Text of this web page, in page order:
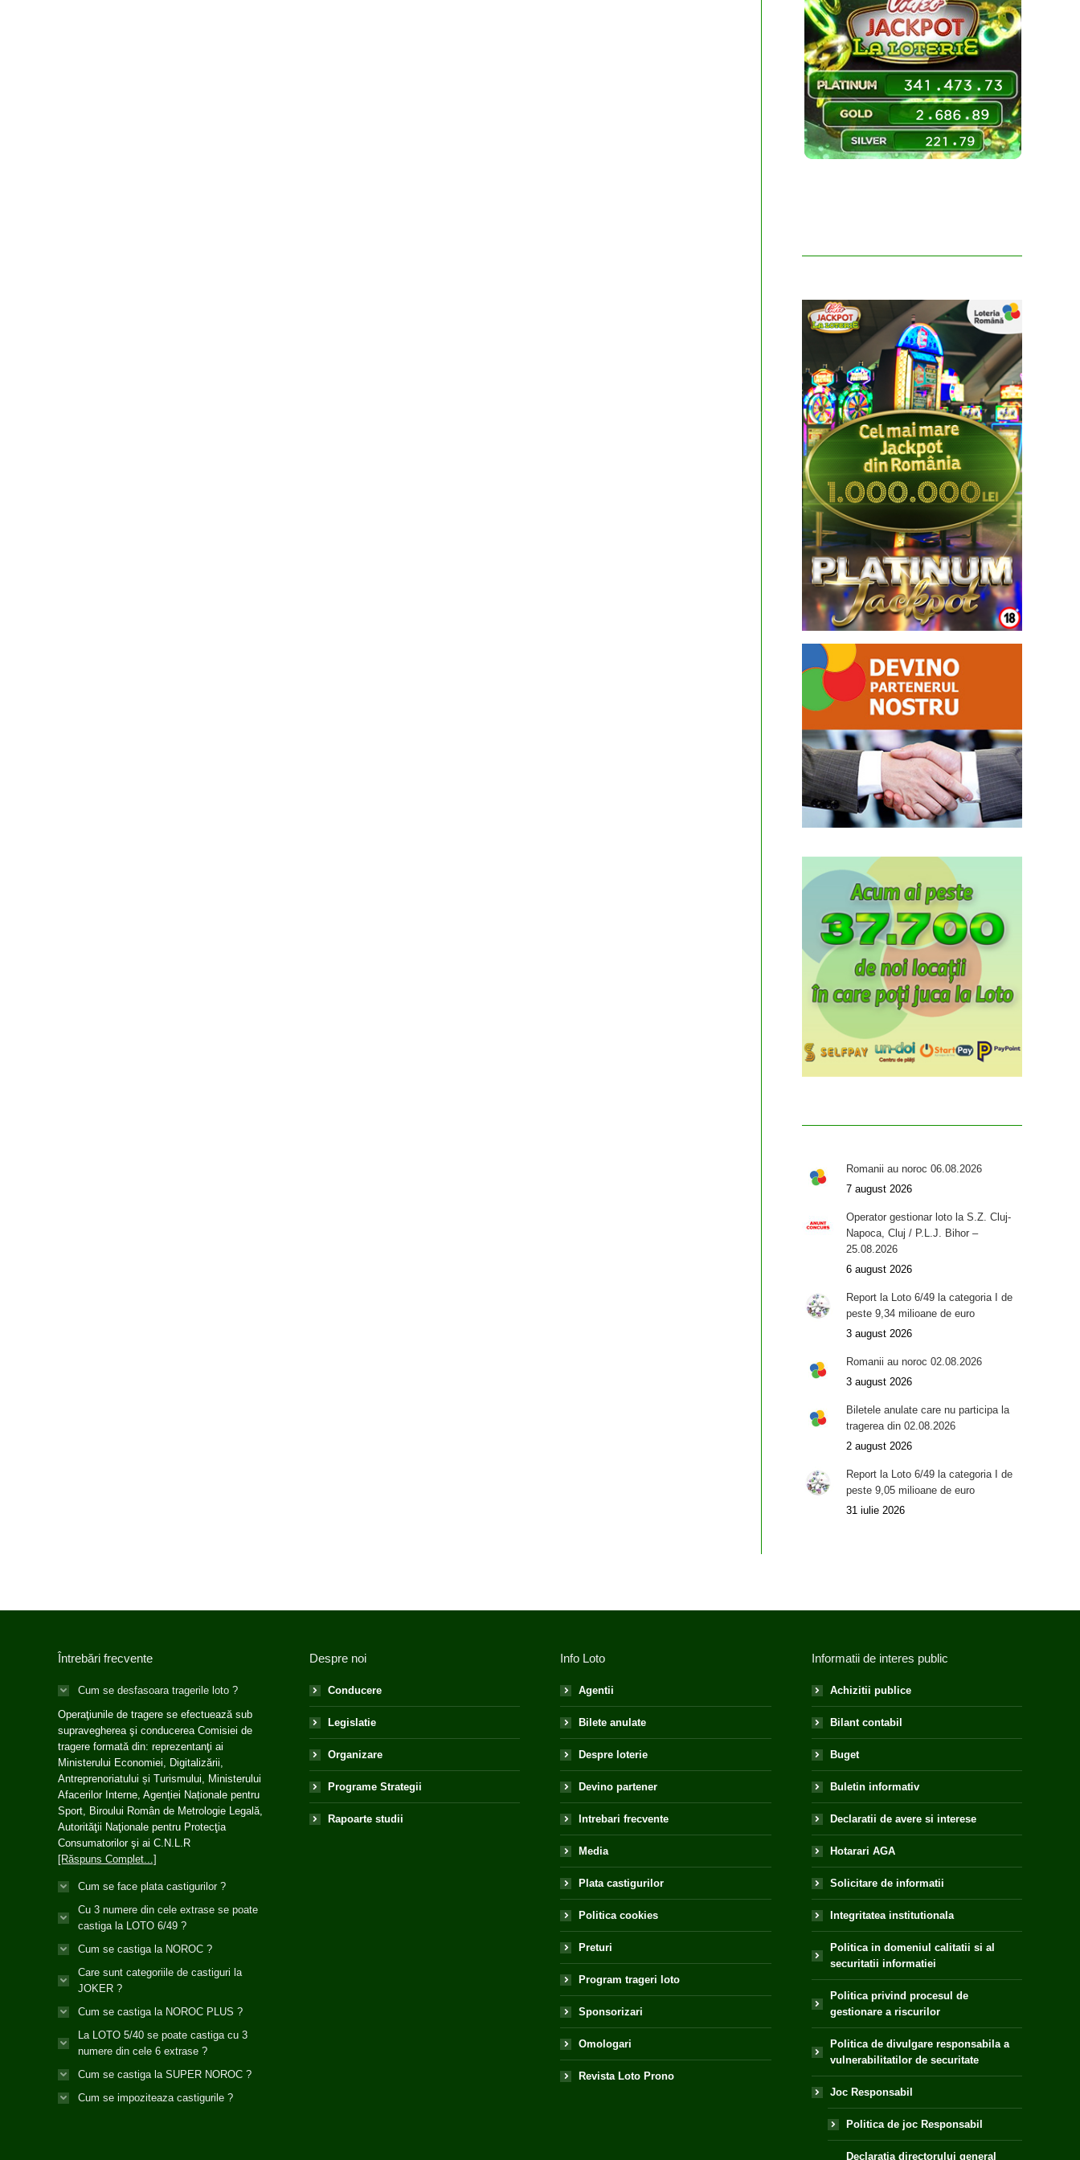
Romanii au noroc 06.08.2026
7 august 2026
Operator gestionar loto la S.Z. Cluj-
Napoca, Cluj / P.L.J. Bihor –
25.08.2026
6 august 2026
Report la Loto 6/49 la categoria I de
peste 9,34 milioane de euro
3 august 2026
Romanii au noroc 02.08.2026
3 august 2026
Biletele anulate care nu participa la
tragerea din 02.08.2026
2 august 2026
Report la Loto 6/49 la categoria I de
peste 9,05 milioane de euro
31 iulie 2026
Întrebări frecvente
Cum se desfasoara tragerile loto ?
Operaţiunile de tragere se efectuează sub
supravegherea şi conducerea Comisiei de
tragere formată din: reprezentanţi ai
Ministerului Economiei, Digitalizării,
Antreprenoriatului și Turismului, Ministerului
Afacerilor Interne, Agenției Naționale pentru
Sport, Biroului Român de Metrologie Legală,
Autorităţii Naţionale pentru Protecţia
Consumatorilor şi ai C.N.L.R
[Răspuns Complet...]
Cum se face plata castigurilor ?
Cu 3 numere din cele extrase se poate
castiga la LOTO 6/49 ?
Cum se castiga la NOROC ?
Care sunt categoriile de castiguri la
JOKER ?
Cum se castiga la NOROC PLUS ?
La LOTO 5/40 se poate castiga cu 3
numere din cele 6 extrase ?
Cum se castiga la SUPER NOROC ?
Cum se impoziteaza castigurile ?
Despre noi
Conducere
Legislatie
Organizare
Programe Strategii
Rapoarte studii
Info Loto
Agentii
Bilete anulate
Despre loterie
Devino partener
Intrebari frecvente
Media
Plata castigurilor
Politica cookies
Preturi
Program trageri loto
Sponsorizari
Omologari
Revista Loto Prono
Informatii de interes public
Achizitii publice
Bilant contabil
Buget
Buletin informativ
Declaratii de avere si interese
Hotarari AGA
Solicitare de informatii
Integritatea institutionala
Politica in domeniul calitatii si al
securitatii informatiei
Politica privind procesul de
gestionare a riscurilor
Politica de divulgare responsabila a
vulnerabilitatilor de securitate
Joc Responsabil
Politica de joc Responsabil
Declaratia directorului general